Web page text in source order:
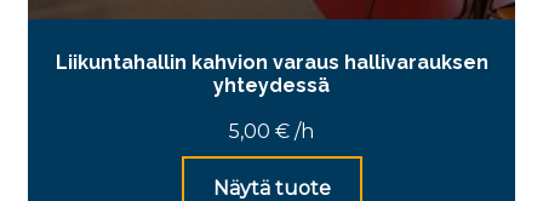
Liikuntahallin kahvion varaus hallivarauksen
yhteydessä
5,00 € /h
Näytä tuote